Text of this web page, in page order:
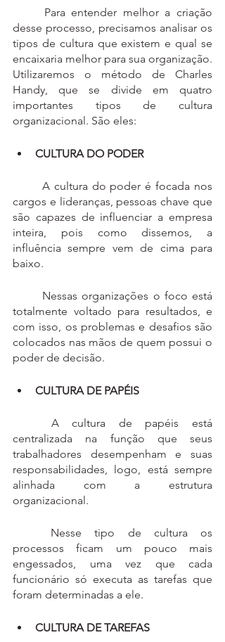
desse processo, precisamos analisar os
tipos de cultura que existem e qual se
encaixaria melhor para sua organização.
Utilizaremos o método de Charles
Handy, que se divide em quatro
importantes tipos de cultura
organizacional. São eles:
CULTURA DO PODER
cargos e lideranças, pessoas chave que
são capazes de influenciar a empresa
inteira, pois como dissemos, a
influência sempre vem de cima para
baixo.
totalmente voltado para resultados, e
com isso, os problemas e desafios são
colocados nas mãos de quem possui o
poder de decisão.
CULTURA DE PAPÉIS
centralizada na função que seus
trabalhadores desempenham e suas
responsabilidades, logo, está sempre
alinhada com a estrutura
organizacional.
processos ficam um pouco mais
engessados, uma vez que cada
funcionário só executa as tarefas que
foram determinadas a ele.
CULTURA DE TAREFAS